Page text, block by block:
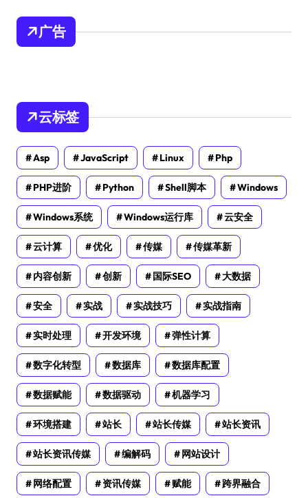
广告
云标签
Asp JavaScript Linux Php
PHP进阶 Python Shell脚本 Windows
Windows系统 Windows运行库 云安全
云计算 优化 传媒 传媒革新
内容创新 创新 国际SEO 大数据
安全 实战 实战技巧 实战指南
实时处理 开发环境 弹性计算
数字化转型 数据库 数据库配置
数据赋能 数据驱动 机器学习
环境搭建 站长 站长传媒 站长资讯
站长资讯传媒 编解码 网站设计
网络配置 资讯传媒 赋能 跨界融合